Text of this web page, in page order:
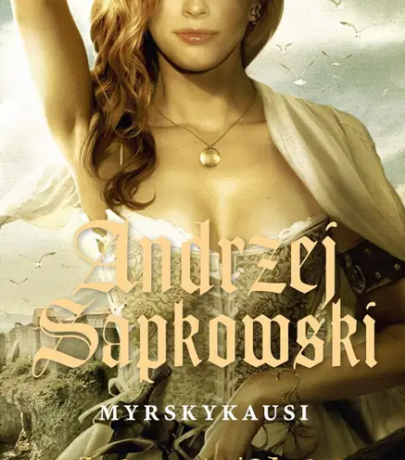
Ei saatavilla
Tuotekuvaus
Uusi tarina suositut Witcher-pelit innoittaneesta noituri Geraltista
Kahdesti Suomessa Tähtifantasia-palkittu Noituri-saaga jatkuu
lukijoidensa iloksi uudella, vetävällä romaanilla, jonka tapahtumat
sijoittuvat sarjan aloittaneen Viimeinen toivomus -novellikokoelman
aikoihin. Noiturin kuuluisat miekat on ryöstetty! Ja juuri nyt Geralt
tarvitsisi niitä enemmän kuin koskaan: Kerackin prinssi epäilee, että
tekeillä on palatsivallankumous, ja hän on pyytänyt Geraltin hätiin.
Ensin noiturin on kuitenkin päästävä sulokkaan ja salaperäisen velho
Punakorallin pauloista ennen kuin hän voi jatkaa edes
miekkavarkaan jäljitystä. Kaikeksi onneksi Geralt saa taas avukseen
uskollisen kumppaninsa Valvatin ja uuden toverin, kääpiö Addarion,
joiden tuella hän ryhtyy uhmaamaan monelta suunnalta vyöryvää
vaarojen myrskyä. Andrzej Sapkowskin pilke silmäkulmassa
kirjoittamat Noituri-kirjat ilahduttavat kirjallisuudenystävää, joka
karsastaa fantasiassa kaavamaisia hyvä–paha-asetelmia.
Puolalaisromaaneihin perustuvaa The Witcher -pelisarjaa pidetään
maailman parhaisiin kuuluvina aikuisten tietokonepeleinä.
Näytä lisää tuotekuvausta